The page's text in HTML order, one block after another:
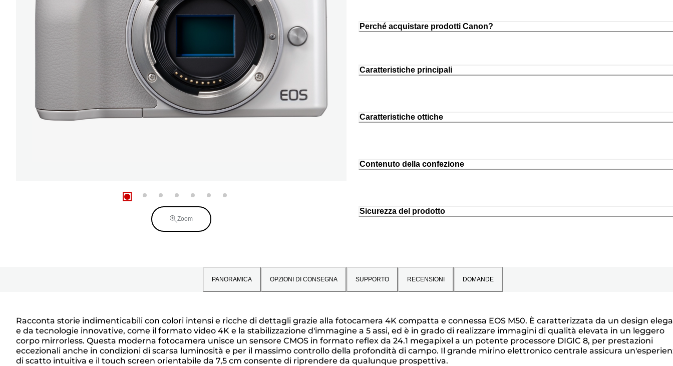
Zoom
Perché acquistare prodotti Canon?
Caratteristiche principali
Caratteristiche ottiche
Contenuto della confezione
Sicurezza del prodotto
PANORAMICA OPZIONI DI CONSEGNA SUPPORTO RECENSIONI DOMANDE
Racconta storie indimenticabili con colori intensi e ricche di dettagli grazie alla fotocamera 4K compatta e connessa EOS M50. È caratterizzata da un design
e da tecnologie innovative, come il formato video 4K e la stabilizzazione d'immagine a 5 assi, ed è in grado di realizzare immagini di qualità elevata in un leggero
corpo mirrorless. Questa moderna fotocamera unisce un sensore CMOS in formato reflex da 24.1 megapixel a un potente processore DIGIC 8, per prestazioni
eccezionali anche in condizioni di scarsa luminosità e per il massimo controllo della profondità di campo. Il grande mirino elettronico centrale assicura
di scatto intuitiva e il touch screen orientabile da 7,5 cm consente di riprendere da qualunque prospettiva.